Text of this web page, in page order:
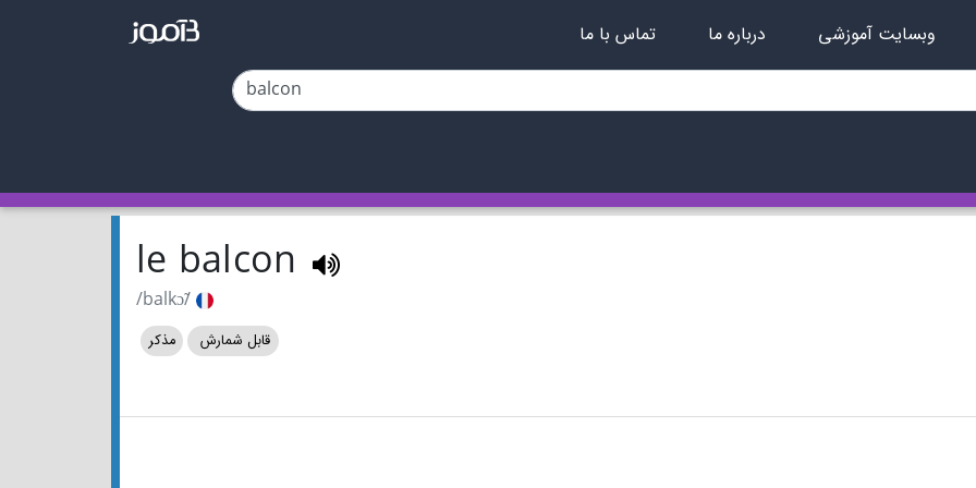
وبسایت آموزشی درباره ما تماس با ما
le balcon
/balkɔ̃/
قابل شمارش
مذکر